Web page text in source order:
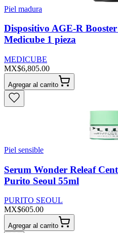
Piel madura
Dispositivo AGE-R
Medicube 1 pieza
MEDICUBE
MX$6,805.00
Agregar al carrito
Piel sensible
Serum Wonder Releaf
Purito Seoul 55ml
PURITO SEOUL
MX$605.00
Agregar al carrito